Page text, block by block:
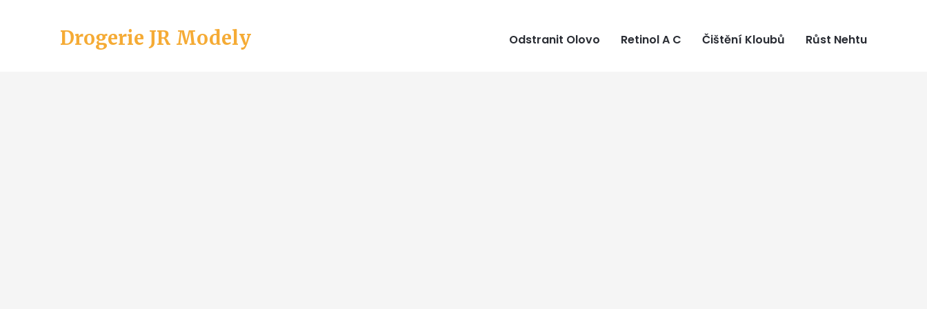
Drogerie JR Modely Odstranit Olovo Retinol A C Čištění Kloubů Růst Nehtu